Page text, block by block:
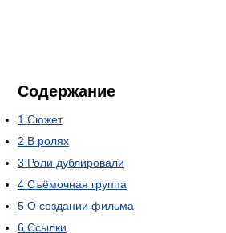
Содержание
1 Сюжет
2 В ролях
3 Роли дублировали
4 Съёмочная группа
5 О создании фильма
6 Ссылки